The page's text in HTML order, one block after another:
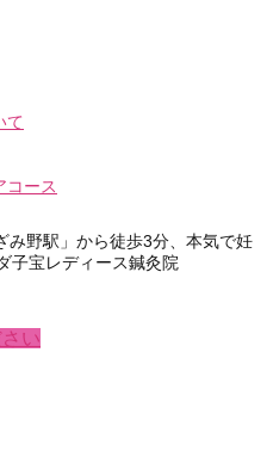
て
コース
み野駅」から徒歩3分、本気で妊
宝レディース鍼灸院
い